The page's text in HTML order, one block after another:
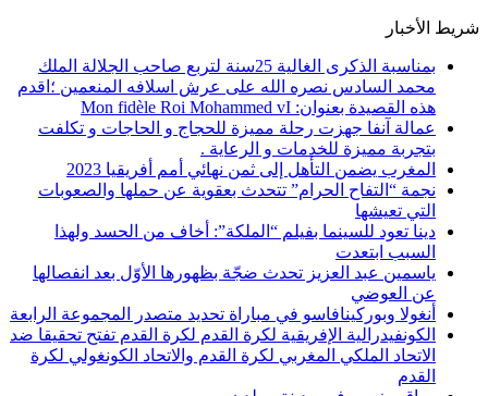
شريط الأخبار
بمناسبة الذكرى الغالية 25سنة لتربع صاحب الجلالة الملك
محمد السادس نصره الله على عرش اسلافه المنعمين ؛اقدم
هذه القصيدة بعنوان: Mon fidèle Roi Mohammed vI
عمالة آنفا جهزت رحلة مميزة للحجاج و الحاجات و تكلفت
بتجربة مميزة للخدمات و الرعاية .
المغرب يضمن التأهل إلى ثمن نهائي أمم أفريقيا 2023
نجمة “التفاح الحرام” تتحدث بعقوية عن حملها والصعوبات
التي تعيشها
دينا تعود للسينما بفيلم “الملكة”: أخاف من الحسد ولهذا
السبب ابتعدت
ياسمين عبد العزيز تحدث ضجّة بظهورها الأوّل بعد انفصالها
عن العوضي
أنغولا وبوركينافاسو في مباراة تحديد متصدر المجموعة الرابعة
الكونفيدرالية الإفريقية لكرة القدم لكرة القدم تفتح تحقيقا ضد
الاتحاد الملكي المغربي لكرة القدم والاتحاد الكونغولي لكرة
القدم